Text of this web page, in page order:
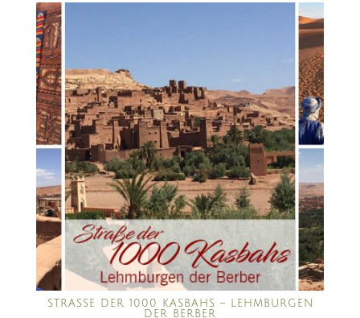
STRASSE DER 1000 KASBAHS – LEHMBURGEN D
ER BERBER